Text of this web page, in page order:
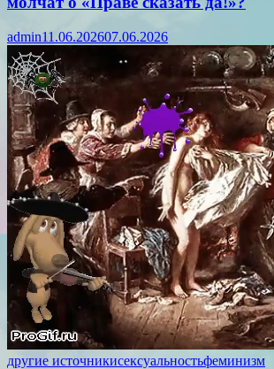
admin11.06.202607.06.2026
другие источникисексуальностьфеминизм